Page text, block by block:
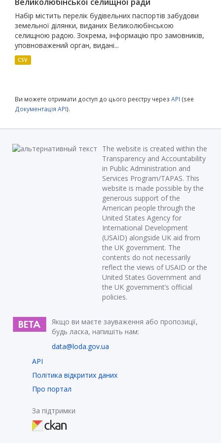
Набір містить перелік будівельних паспортів забудови
земельної ділянки, виданих Великолюбінською
селищною радою. Зокрема, інформацію про замовників,
уповноважений орган, видані...
CSV
Ви можете отримати доступ до цього реєстру через API (see
Документація API).
The website is created within the
Transparency and Accountability
in Public Administration and
Services Program/TAPAS. This
website is made possible by the
generous support of the
American people through the
United States Agency for
International Development
(USAID) alongside UK aid from
the UK government. The
contents do not necessarily
reflect the views of USAID or the
United States Government and
the UK government’s official
policies.
Якщо ви маєте зауваження або пропозиції,
будь ласка, напишіть нам:
data@loda.gov.ua
API
Політика відкритих даних
Про портал
За підтримки